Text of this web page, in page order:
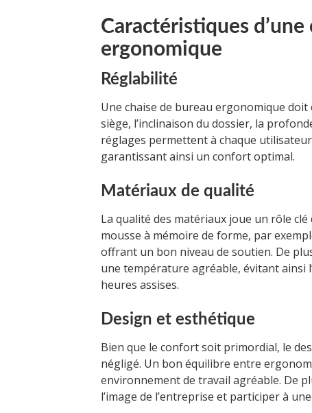
Caractéristiques d’une
ergonomique
Réglabilité
Une chaise de bureau ergonomique
siège, l’inclinaison du dossier, la
réglages permettent à chaque
garantissant ainsi un confort optimal.
Matériaux de qualité
La qualité des matériaux joue un rôle clé
mousse à mémoire de forme, par
offrant un bon niveau de soutien. De
une température agréable, évitant ainsi
heures assises.
Design et esthétique
Bien que le confort soit primordial, le
négligé. Un bon équilibre entre
environnement de travail agréable. De
l’image de l’entreprise et participer à